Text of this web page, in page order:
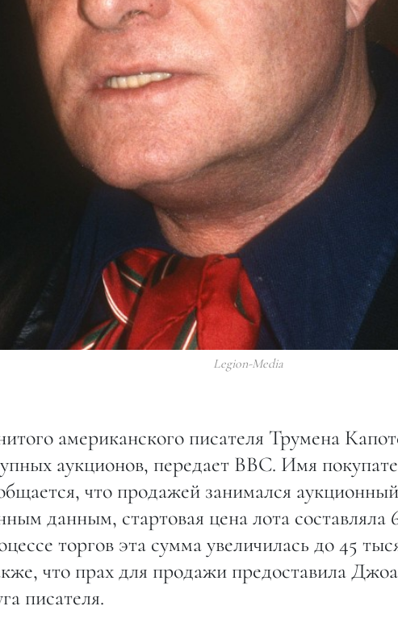
Legion-Media
американского писателя Трумена
аукционов, передает BBC. Имя
что продажей занимался
данным, стартовая цена лота составляла
торгов эта сумма увеличилась до 45
что прах для продажи предоставила
писателя.